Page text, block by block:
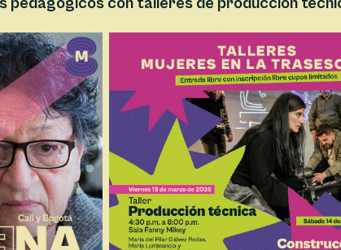
pedagógicos con talleres de producción